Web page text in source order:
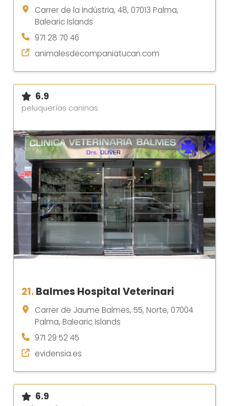
Carrer de la Indústria, 48, 07013 Palma,
Balearic Islands
971 28 70 46
animalesdecompaniatucan.com
6.9
peluquerías caninas
21.Balmes Hospital Veterinari
Carrer de Jaume Balmes, 55, Norte, 07004
Palma, Balearic Islands
971 29 52 45
evidensia.es
6.9